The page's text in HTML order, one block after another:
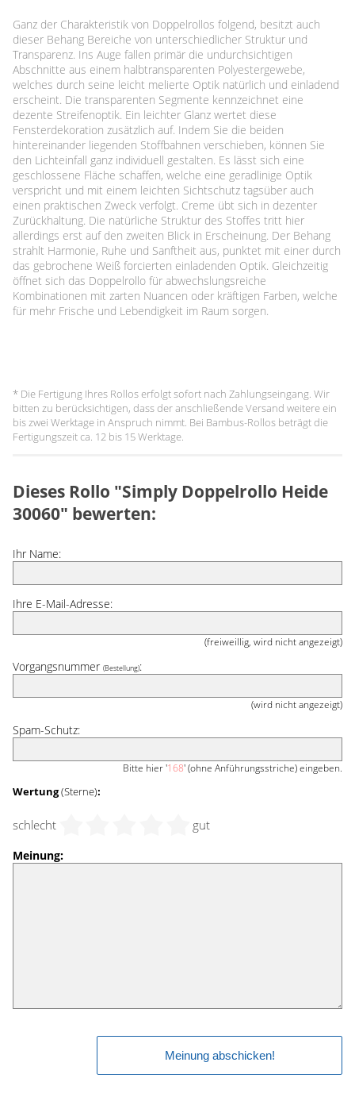
Ganz der Charakteristik von Doppelrollos folgend, besitzt auch
dieser Behang Bereiche von unterschiedlicher Struktur und
Transparenz. Ins Auge fallen primär die undurchsichtigen
Abschnitte aus einem halbtransparenten Polyestergewebe,
welches durch seine leicht melierte Optik natürlich und einladend
erscheint. Die transparenten Segmente kennzeichnet eine
dezente Streifenoptik. Ein leichter Glanz wertet diese
Fensterdekoration zusätzlich auf. Indem Sie die beiden
hintereinander liegenden Stoffbahnen verschieben, können Sie
den Lichteinfall ganz individuell gestalten. Es lässt sich eine
geschlossene Fläche schaffen, welche eine geradlinige Optik
verspricht und mit einem leichten Sichtschutz tagsüber auch
einen praktischen Zweck verfolgt. Creme übt sich in dezenter
Zurückhaltung. Die natürliche Struktur des Stoffes tritt hier
allerdings erst auf den zweiten Blick in Erscheinung. Der Behang
strahlt Harmonie, Ruhe und Sanftheit aus, punktet mit einer durch
das gebrochene Weiß forcierten einladenden Optik. Gleichzeitig
öffnet sich das Doppelrollo für abwechslungsreiche
Kombinationen mit zarten Nuancen oder kräftigen Farben, welche
für mehr Frische und Lebendigkeit im Raum sorgen.
* Die Fertigung Ihres Rollos erfolgt sofort nach Zahlungseingang. Wir
bitten zu berücksichtigen, dass der anschließende Versand weitere ein
bis zwei Werktage in Anspruch nimmt. Bei Bambus-Rollos beträgt die
Fertigungszeit ca. 12 bis 15 Werktage.
Dieses Rollo "Simply Doppelrollo Heide
30060" bewerten:
Ihr Name:
Ihre E-Mail-Adresse:
(freiweillig, wird nicht angezeigt)
Vorgangsnummer (Bestellung):
(wird nicht angezeigt)
Spam-Schutz:
Bitte hier '168' (ohne Anführungsstriche) eingeben.
Wertung(Sterne):
schlecht gut
Meinung: